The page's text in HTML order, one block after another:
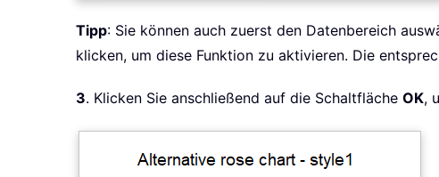
Tipp: Sie können auch zuerst den Datenbereich
klicken, um diese Funktion zu aktivieren. Die
3. Klicken Sie anschließend auf die Schaltfläche OK,